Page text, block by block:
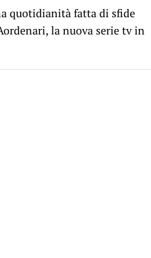
quotidianità fatta di sfide
la nuova serie tv in